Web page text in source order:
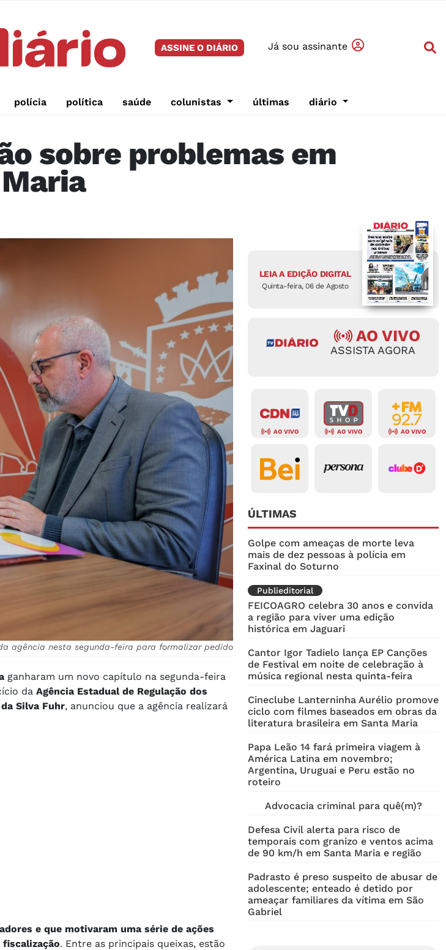
ASSINE O DIÁRIO Já sou assinante
polícia política saúde colunistas últimas diário
sobre problemas em
agência nesta segunda-feira para formalizar pedido
ganharam um novo capítulo na segunda-feira
da Agência Estadual de Regulação dos
Silva Fuhr, anunciou que a agência realizará
e que motivaram uma série de ações
fiscalização. Entre as principais queixas, estão
LEIA A EDIÇÃO DIGITAL
Quinta-feira, 06 de Agosto
AO VIVO
ASSISTA AGORA
AO VIVO AO VIVO AO VIVO
ÚLTIMAS
Golpe com ameaças de morte leva
mais de dez pessoas à polícia em
Faxinal do Soturno
Publieditorial
FEICOAGRO celebra 30 anos e convida
a região para viver uma edição
histórica em Jaguari
Cantor Igor Tadielo lança EP Canções
de Festival em noite de celebração à
música regional nesta quinta-feira
Cineclube Lanterninha Aurélio promove
ciclo com filmes baseados em obras da
literatura brasileira em Santa Maria
Papa Leão 14 fará primeira viagem à
América Latina em novembro;
Argentina, Uruguai e Peru estão no
roteiro
Advocacia criminal para quê(m)?
Defesa Civil alerta para risco de
temporais com granizo e ventos acima
de 90 km/h em Santa Maria e região
Padrasto é preso suspeito de abusar de
adolescente; enteado é detido por
ameaçar familiares da vítima em São
Gabriel